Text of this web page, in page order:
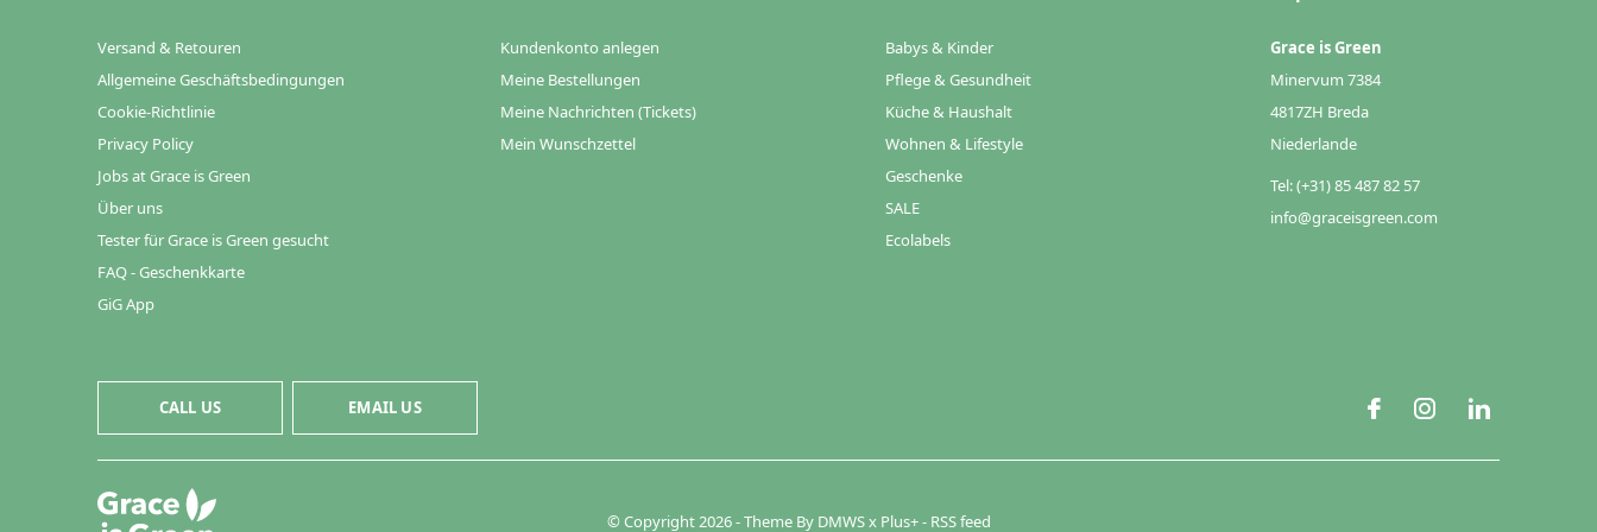
Versand & Retouren
Allgemeine Geschäftsbedingungen
Cookie-Richtlinie
Privacy Policy
Jobs at Grace is Green
Über uns
Tester für Grace is Green gesucht
FAQ - Geschenkkarte
GiG App
Kundenkonto anlegen
Meine Bestellungen
Meine Nachrichten (Tickets)
Mein Wunschzettel
Babys & Kinder
Pflege & Gesundheit
Küche & Haushalt
Wohnen & Lifestyle
Geschenke
SALE
Ecolabels
Grace is Green
Minervum 7384
4817ZH Breda
Niederlande
Tel: (+31) 85 487 82 57
info@graceisgreen.com
CALL US EMAIL US
© Copyright2026- Theme By DMWSx Plus+- RSS feed